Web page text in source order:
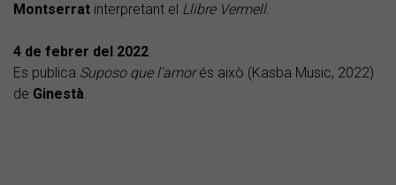
Montserrat interpretant el Llibre Vermell.
4 de febrer del 2022
Es publica Suposo que l'amorés això (Kasba Music, 2022)
de Ginestà.